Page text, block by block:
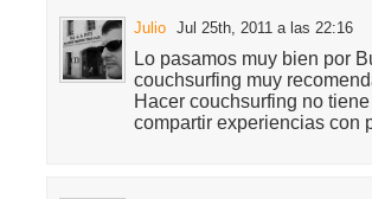
Julio Jul 25th, 2011 a las 22:16
Lo pasamos muy bien por
couchsurfing muy
Hacer couchsurfing no
compartir experiencias con